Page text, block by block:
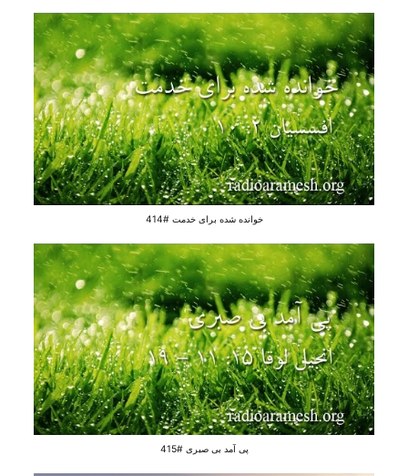
خوانده شده برای خدمت #414
پی آمد بی‌ صبری #415